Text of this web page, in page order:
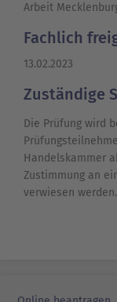
Arbeit
Fachlich
13.02.2023
Zuständige
Die Prüfung wird
Handelskammer
Zustimmung an
verwiesen werden.